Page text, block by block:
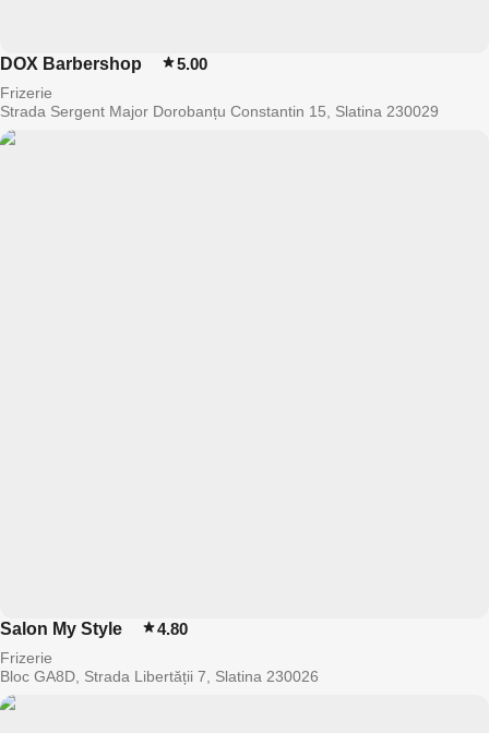
DOX Barbershop 5.00
Frizerie
Strada Sergent Major Dorobanțu Constantin 15, Slatina 230029
Salon My Style 4.80
Frizerie
Bloc GA8D, Strada Libertății 7, Slatina 230026